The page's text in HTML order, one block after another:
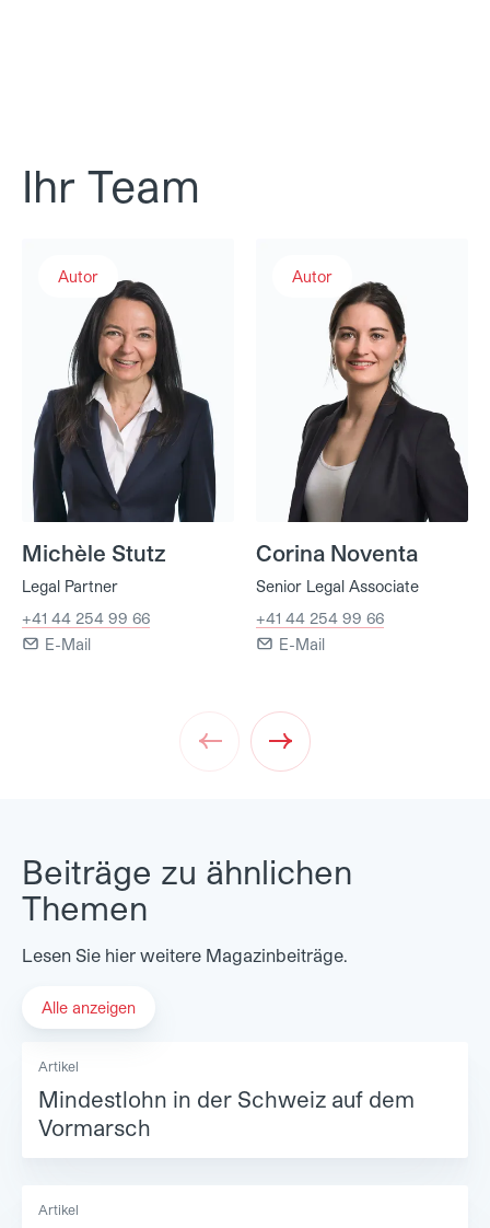
Ihr Team
Autor
Michèle Stutz
Legal Partner
+41 44 254 99 66
E-Mail
Autor
Corina Noventa
Senior Legal Associate
+41 44 254 99 66
E-Mail
Next
Beiträge zu ähnlichen
Themen
Lesen Sie hier weitere Magazinbeiträge.
Alle anzeigen
Artikel
Mindestlohn in der Schweiz auf dem
Vormarsch
Artikel